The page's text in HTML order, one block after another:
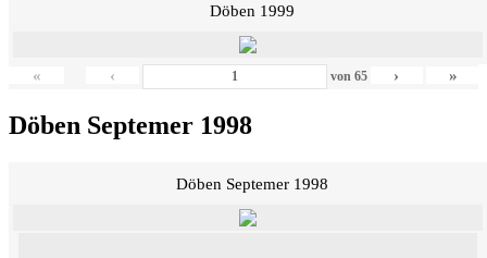
Döben 1999
« ‹ von 65 › »
Döben Septemer 1998
Döben Septemer 1998